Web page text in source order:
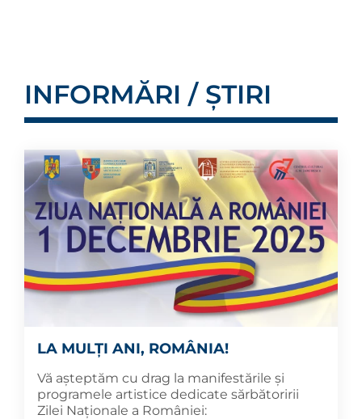
INFORMĂRI / ȘTIRI
LA MULȚI ANI, ROMÂNIA!
Vă așteptăm cu drag la manifestările și
programele artistice dedicate sărbătoririi
Zilei Naționale a României: